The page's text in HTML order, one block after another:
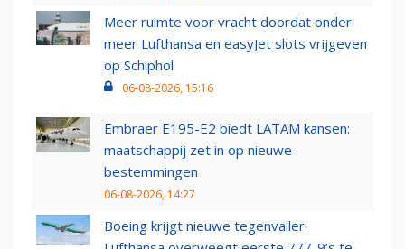
Meer ruimte voor vracht doordat onder
meer Lufthansa en easyJet slots vrijgeven
op Schiphol
06-08-2026, 15:16
Embraer E195-E2 biedt LATAM kansen:
maatschappij zet in op nieuwe
bestemmingen
06-08-2026, 14:27
Boeing krijgt nieuwe tegenvaller: